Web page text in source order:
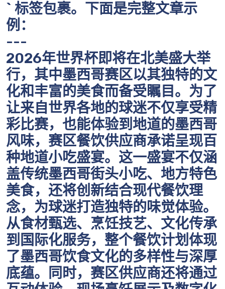
` 标签包裹。下面是完整文章示
例：
---
2026年世界杯即将在北美盛大举
行，其中墨西哥赛区以其独特的文
化和丰富的美食而备受瞩目。为了
让来自世界各地的球迷不仅享受精
彩比赛，也能体验到地道的墨西哥
风味，赛区餐饮供应商承诺呈现百
种地道小吃盛宴。这一盛宴不仅涵
盖传统墨西哥街头小吃、地方特色
美食，还将创新结合现代餐饮理
念，为球迷打造独特的味觉体验。
从食材甄选、烹饪技艺、文化传承
到国际化服务，整个餐饮计划体现
了墨西哥饮食文化的多样性与深厚
底蕴。同时，赛区供应商还将通过